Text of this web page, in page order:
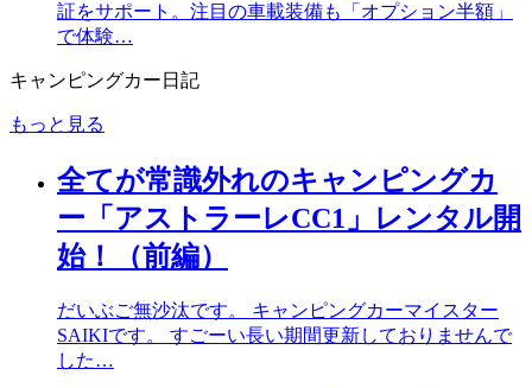
証をサポート。注目の車載装備も「オプション半額」
で体験…
キャンピングカー日記
もっと見る
全てが常識外れのキャンピングカ
ー「アストラーレCC1」レンタル開
始！（前編）
だいぶご無沙汰です。 キャンピングカーマイスター
SAIKIです。 すごーい長い期間更新しておりませんで
した…